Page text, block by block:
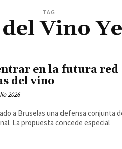
TAG
Vino
en la futura red
del vino
2026
a Bruselas una defensa conjunta
La propuesta concede especial